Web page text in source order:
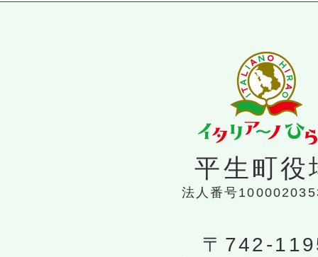
平生町役
法人番号
〒742-